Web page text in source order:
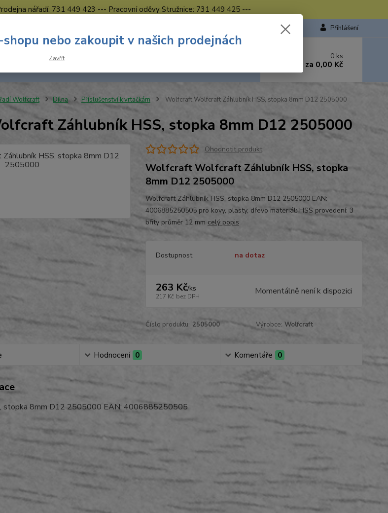
nářadí: 731 449 423 --- Pracovní oděvy Stružnice: 731 449 425 ---
Přihlášení
Hledat
Nevíte si rady? Zavolejte.
0 ks
za 0,00 Kč
Wolfcraft Dílna Příslušenství k vrtačkám Wolfcraft Wolfcraft Záhlubník HSS, stopka 8mm D12 2505000
Záhlubník HSS, stopka 8mm D12 2505000
Ohodnotit produkt
Wolfcraft Wolfcraft Záhlubník HSS, stopka
8mm D12 2505000
Wolfcraft Záhlubník HSS, stopka 8mm D12 2505000 EAN:
4006885250505 pro kovy, plasty, dřevo materiál: HSS provedení: 3
břity průměr 12 mm celý popis
Dostupnost na dotaz
263 Kč/ks
217 Kč bez DPH Momentálně není k dispozici
Číslo produktu: 2505000 Výrobce: Wolfcraft
Hodnocení 0 Komentáře 0
stopka 8mm D12 2505000 EAN: 4006885250505
nebo zakoupit v našich prodejnách
Zavřít